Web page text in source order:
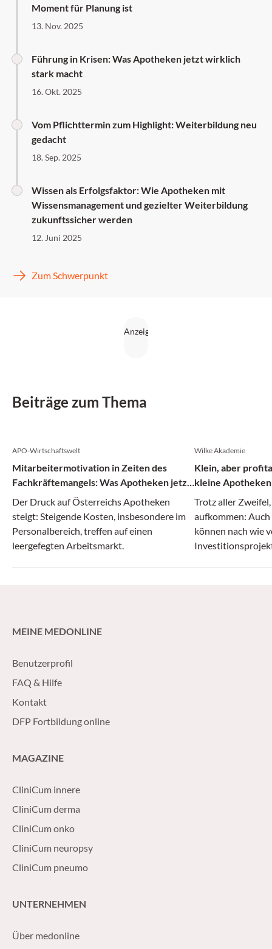
Moment für Planung ist
13. Nov. 2025
Führung in Krisen: Was Apotheken jetzt wirklich
stark macht
16. Okt. 2025
Vom Pflichttermin zum Highlight: Weiterbildung neu
gedacht
18. Sep. 2025
Wissen als Erfolgsfaktor: Wie Apotheken mit
Wissensmanagement und gezielter Weiterbildung
zukunftssicher werden
12. Juni 2025
Zum Schwerpunkt
Beiträge zum Thema
APO-Wirtschaftswelt
Mitarbeitermotivation in Zeiten des
Fachkräftemangels: Was Apotheken jetzt
tun können
Der Druck auf Österreichs Apotheken
steigt: Steigende Kosten, insbesondere im
Personalbereich, treffen auf einen
leergefegten Arbeitsmarkt.
Wilke Akademie
Klein, aber
kleine
Trotz aller
aufkommen:
können nach wie
MEINE MEDONLINE
Benutzerprofil
FAQ & Hilfe
Kontakt
DFP Fortbildung online
MAGAZINE
CliniCum innere
CliniCum derma
CliniCum onko
CliniCum neuropsy
CliniCum pneumo
UNTERNEHMEN
Über medonline